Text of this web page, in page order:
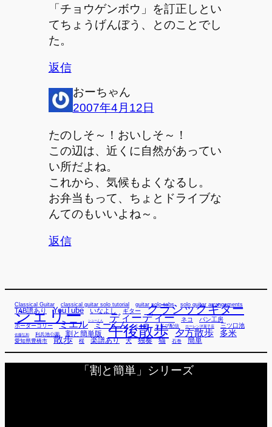
「チョウゲンボウ」を訂正しとい
てちょうげんぼう、とのことでし
た。
返信
おーちゃん
2007年4月12日
たのしそ～！おいしそ～！
この辺は、近くに自然があってい
い所だよね。
これから、気候もよくなるし。
お弁当もって、ちょとドライブな
んてのもいいよね～。
返信
Classical Guitar classical guitar solo tutorial guitar solo tabs solo guitar arrangements
TAB譜あり YouTube いなよし ギター クラシックギター
シェリー シューくん ディーディー ネコ パン工房
ボーダーコリー ミエル ミーくん ミー君 ライブ配信 ローレン洋菓子店 三ツ口池
佐藤弘和 利兵池公園 割と簡単版 午後散歩 夕方散歩 多米
愛知県豊橋市 散歩 桜 楽譜あり 犬 独奏 猫 石巻 簡単
「割と簡単」シリーズ